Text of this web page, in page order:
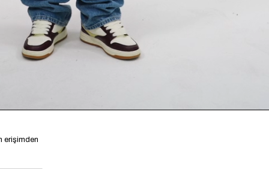
erişimden